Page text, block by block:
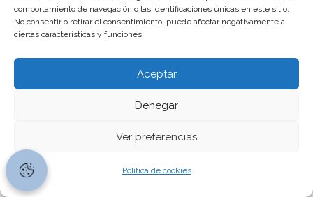
comportamiento de navegación o las identificaciones únicas en este sitio.
No consentir o retirar el consentimiento, puede afectar negativamente a
ciertas características y funciones.
Aceptar
Denegar
Ver preferencias
Política de cookies